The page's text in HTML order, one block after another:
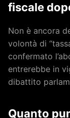
fiscale
Non è ancora
volontà di
confermato
entrerebbe in
dibattito
Quanto